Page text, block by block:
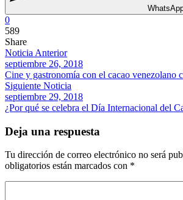
0
589
Share
Noticia Anterior
septiembre 26, 2018
Cine y gastronomía con el cacao venezolano
Siguiente Noticia
septiembre 29, 2018
¿Por qué se celebra el Día Internacional del
Deja una respuesta
Tu dirección de correo electrónico no será
obligatorios están marcados con *